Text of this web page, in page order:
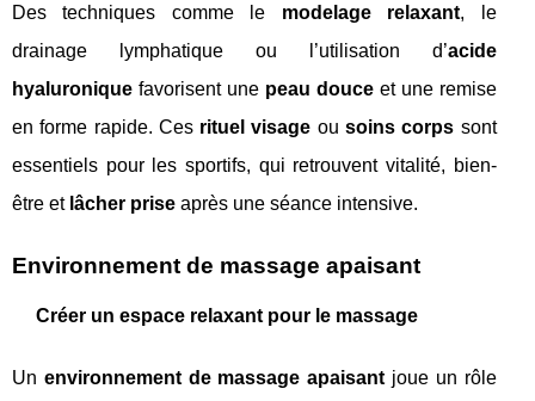
Des techniques comme le modelage relaxant, le
drainage lymphatique ou l’utilisation d’acide
hyaluronique favorisent une peau douceet une remise
en forme rapide. Ces rituel visage ousoins corps sont
essentiels pour les sportifs, qui retrouvent vitalité, bien-
être et lâcher prise après une séance intensive.
Environnement de massage apaisant
Créer un espace relaxant pour le massage
Un environnement de massage apaisant joue un rôle